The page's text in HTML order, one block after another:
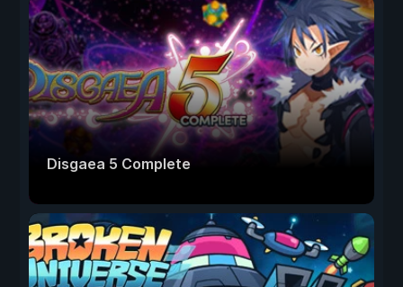
Disgaea 5 Complete